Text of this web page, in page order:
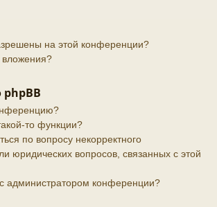
на этой конференции?
то функции?
по вопросу некорректного
юридических вопросов, связанных с этой
администратором конференции?